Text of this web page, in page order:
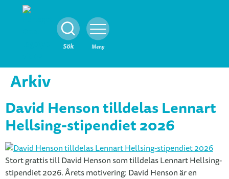
Sök
Stäng Meny
Arkiv
David Henson tilldelas Lennart
Hellsing-stipendiet 2026
Stort grattis till David Henson som tilldelas Lennart Hellsing-
stipendiet 2026. Årets motivering: David Henson är en